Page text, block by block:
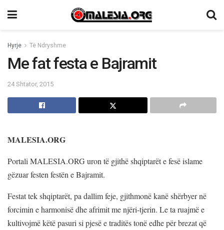
Hyrje Të Ndryshme
Me fat festa e Bajramit
24 Shtator, 2015
MALESIA.ORG
Portali MALESIA.ORG uron të gjithë shqiptarët e fesë islame
gëzuar festen festën e Bajramit.
Festat tek shqiptarët, pa dallim feje, gjithmonë kanë shërbyer në
forcimin e harmonisë dhe afrimit me njëri-tjerin. Le ta ruajmë e
kultivojmë këtë pasuri si pjesë e traditës tonë edhe për brezat që